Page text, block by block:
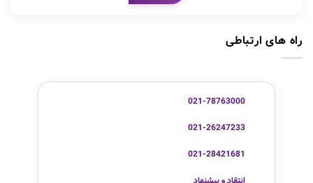
راه های ارتباطی
021-78763000
021-26247233
021-28421681